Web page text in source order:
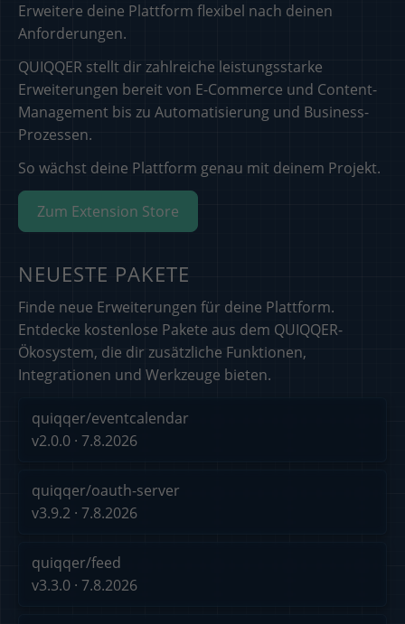
NEUESTE PAKETE
Finde neue Erweiterungen für deine Plattform.
Entdecke kostenlose Pakete aus dem QUIQQER-
Ökosystem, die dir zusätzliche Funktionen,
Integrationen und Werkzeuge bieten.
quiqqer/eventcalendar
v2.0.0 · 7.8.2026
quiqqer/oauth-server
v3.9.2 · 7.8.2026
quiqqer/feed
v3.3.0 · 7.8.2026
Erweitere deine Plattform flexibel nach deinen
Anforderungen.
QUIQQER stellt dir zahlreiche leistungsstarke
Erweiterungen bereit von E-Commerce und Content-
Management bis zu Automatisierung und Business-
Prozessen.
So wächst deine Plattform genau mit deinem Projekt.
Zum Extension Store